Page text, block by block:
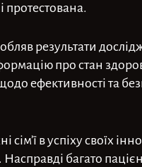
протестована.
результати
про стан
ефективності та
сім’ї в успіху своїх
багато